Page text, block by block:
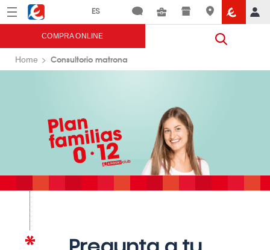
Menú Eroski
COMPRA ONLINE
Home Consultorio matrona